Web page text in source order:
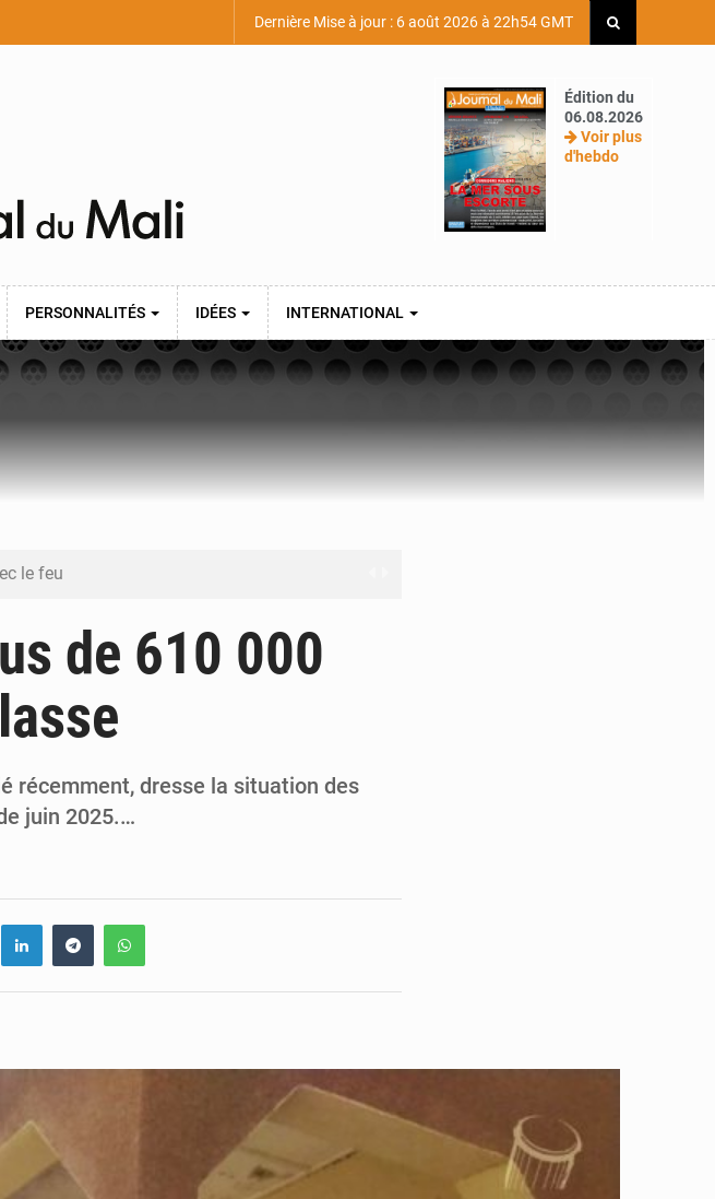
Dernière Mise à jour : 6 août 2026 à 22h54 GMT
Édition du
06.08.2026
Voir plus
d'hebdo
PERSONNALITÉS IDÉES INTERNATIONAL
le feu
Tamboura, économiste
: la bataille du fret sahélien
de 610 000
récemment, dresse la situation des
juin 2025.…